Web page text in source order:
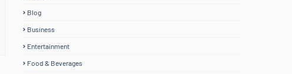
Blog
Business
Entertainment
Food & Beverages